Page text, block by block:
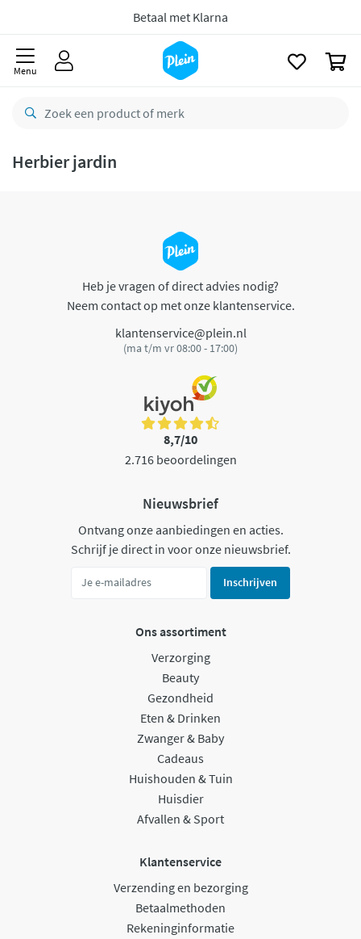
Betaal met Klarna
Menu
Herbier jardin
Heb je vragen of direct advies nodig?
Neem contact op met onze klantenservice.
klantenservice@plein.nl
(ma t/m vr 08:00 - 17:00)
8,7/10
2.716 beoordelingen
Nieuwsbrief
Ontvang onze aanbiedingen en acties.
Schrijf je direct in voor onze nieuwsbrief.
Inschrijven
Ons assortiment
Verzorging
Beauty
Gezondheid
Eten & Drinken
Zwanger & Baby
Cadeaus
Huishouden & Tuin
Huisdier
Afvallen & Sport
Klantenservice
Verzending en bezorging
Betaalmethoden
Rekeninginformatie